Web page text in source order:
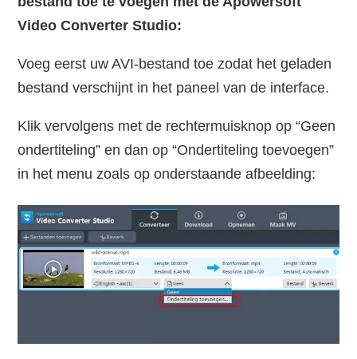
Video Converter Studio:
Voeg eerst uw AVI-bestand toe zodat het geladen
bestand verschijnt in het paneel van de interface.
Klik vervolgens met de rechtermuisknop op “Geen
ondertiteling” en dan op “Ondertiteling toevoegen”
in het menu zoals op onderstaande afbeelding: